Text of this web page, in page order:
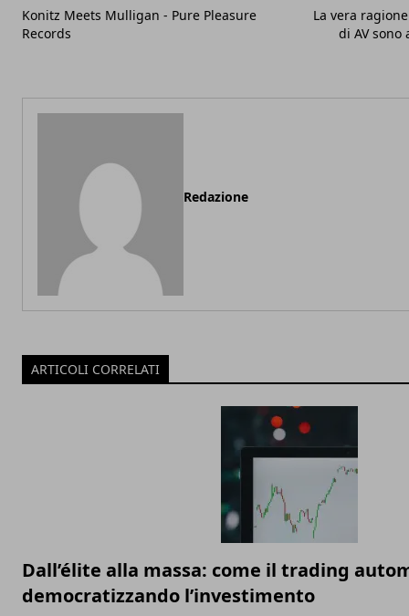
Konitz Meets Mulligan - Pure Pleasure
Records
La vera
di AV
Redazione
ARTICOLI CORRELATI
Dall’élite alla massa: come il trading
democratizzando l’investimento